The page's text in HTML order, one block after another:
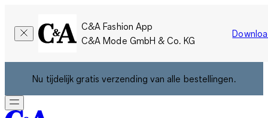
C&A Fashion App
C&A Mode GmbH & Co. KG
Nu tijdelijk gratis verzending van alle bestellingen.